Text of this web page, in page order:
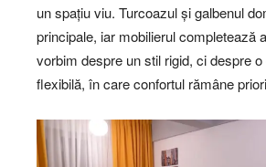
un spațiu viu. Turcoazul și galbenul
principale, iar mobilierul completează
vorbim despre un stil rigid, ci despre
flexibilă, în care confortul rămâne